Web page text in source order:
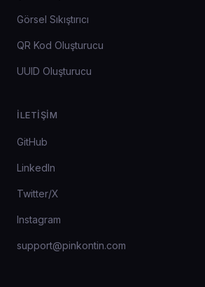
Görsel Sıkıştırıcı
QR Kod Oluşturucu
UUID Oluşturucu
İLETIŞIM
GitHub
LinkedIn
Twitter/X
Instagram
support@pinkontin.com